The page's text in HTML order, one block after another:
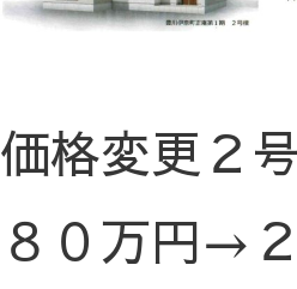
価格変更２
８０万円→